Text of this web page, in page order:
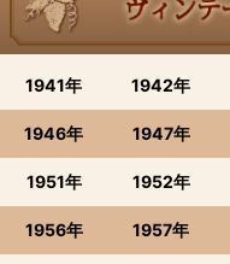
1941年 1942年
1946年 1947年
1951年 1952年
1956年 1957年